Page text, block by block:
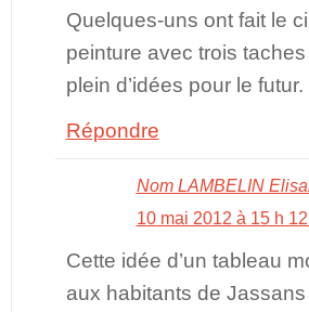
Quelques-uns ont fait le
peinture avec trois
plein d’idées pour le
Répondre
Nom LAMBELIN
10 mai 2012 à 15 h
Cette idée d’un tableau
aux habitants de